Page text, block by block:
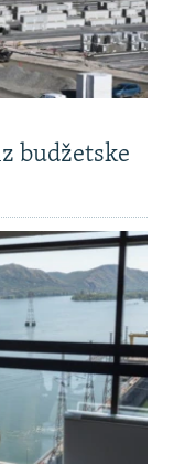
budžetske